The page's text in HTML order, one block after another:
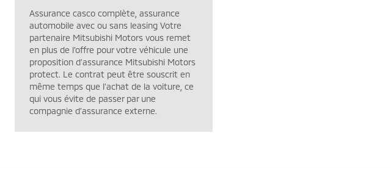
Assurance casco complète, assurance
automobile avec ou sans leasing Votre
partenaire Mitsubishi Motors vous remet
en plus de l’offre pour votre véhicule une
proposition d’assurance Mitsubishi Motors
protect. Le contrat peut être souscrit en
même temps que l’achat de la voiture, ce
qui vous évite de passer par une
compagnie d’assurance externe.